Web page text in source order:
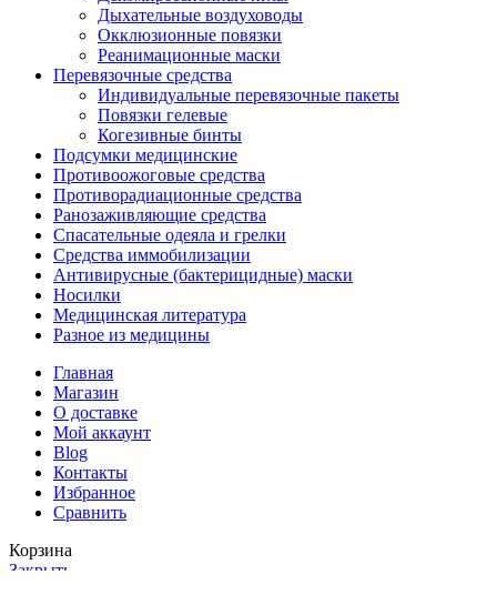
Дыхательные воздуховоды
Окклюзионные повязки
Реанимационные маски
Перевязочные средства
Индивидуальные перевязочные пакеты
Повязки гелевые
Когезивные бинты
Подсумки медицинские
Противоожоговые средства
Противорадиационные средства
Ранозаживляющие средства
Спасательные одеяла и грелки
Средства иммобилизации
Антивирусные (бактерицидные) маски
Носилки
Медицинская литература
Разное из медицины
Главная
Магазин
О доставке
Мой аккаунт
Blog
Контакты
Избранное
Сравнить
Корзина
Закрыть